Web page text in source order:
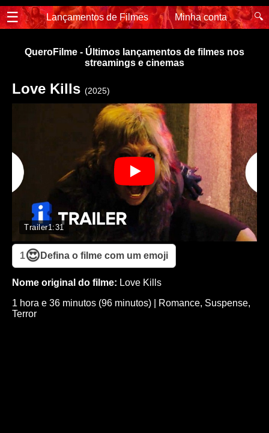
☰ Lançamentos de Filmes Minha conta 🔍
QueroFilme - Últimos lançamentos de filmes nos
streamings e cinemas
Love Kills (2025)
Trailer1:31
1😍 Defina o filme com um emoji
Nome original do filme: Love Kills
1 hora e 36 minutos (96 minutos)
Romance, Suspense,
Terror